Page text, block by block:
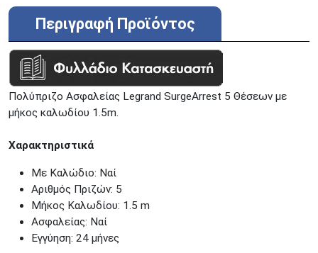
ΑΘΗΝΑ
Στουρνάρη 27
ΠΕΡΙΣΤΕΡΙ
ΠΕΙΡΑΙΑΣ
Μαυρομιχάλη 1 και Ακτή
Κονδύλη
ΜΕΤΑΜΟΡΦΩΣΗ
Τατοϊόυ 117
ΓΛΥΦΑΔΑ
A. Παπανδρέου 4
ΚΕΝΤΡΙΚΕΣ ΑΠΟΘΗΚΕΣ
ΘΕΣΣΑΛΟΝΙΚΗ
Προσοχή!Η Διαθεσιμότητα μεταβάλλεται συνεχώς
Διαβάστε εδώ
Περιγραφή Προϊόντος
Πολύπριζο Ασφαλείας Legrand SurgeArrest 5 Θέσεων με
μήκος καλωδίου 1.5m.
Χαρακτηριστικά
Με Καλώδιο: Ναί
Αριθμός Πριζών: 5
Μήκος Καλωδίου: 1.5 m
Ασφαλείας: Ναί
Εγγύηση: 24 μήνες